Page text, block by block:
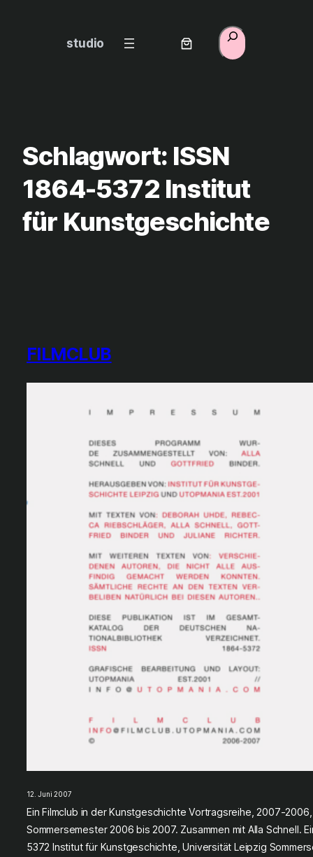
studio
Suchen
Schlagwort: ISSN
1864-5372 Institut
für Kunstgeschichte
FILMCLUB
12. Juni 2007
Ein Filmclub in der Kunstgeschichte Vortragsreihe, 2007-
Sommersemester 2006 bis 2007. Zusammen mit Alla
5372 Institut für Kunstgeschichte, Universität Leipzig